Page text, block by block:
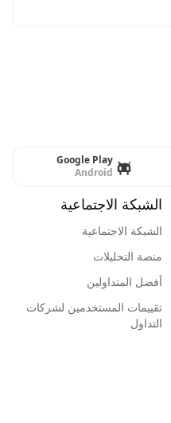
Google Play
Android
الشبكة الاجتماعية
الشبكة الاجتماعية
منصة التحليلات
أفضل المتداولين
تقييمات المستخدمين لشركات
التداول